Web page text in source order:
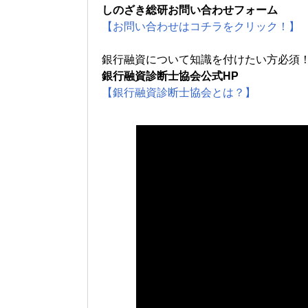
しのざき総研お問い合わせフォーム
【お問い合わせはコチラをクリック！】
銀行融資について知識を付けたい方必須
銀行融資診断士協会公式HP
【銀行融資診断士協会とは？】